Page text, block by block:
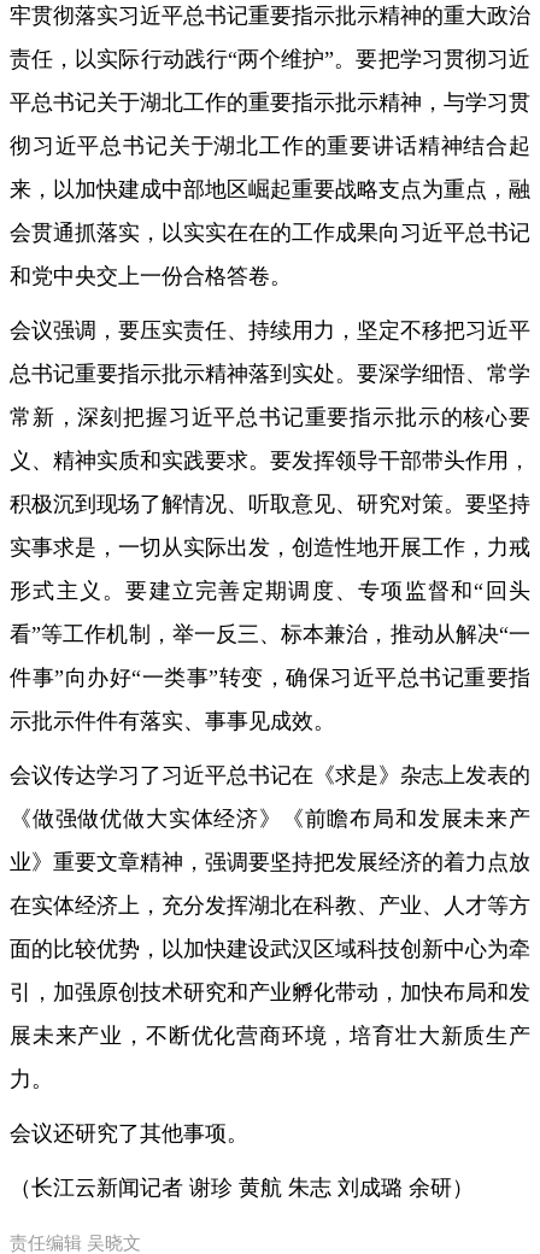
牢贯彻落实习近平总书记重要指示批示精神的重大政治
责任，以实际行动践行“两个维护”。要把学习贯彻习近
平总书记关于湖北工作的重要指示批示精神，与学习贯
彻习近平总书记关于湖北工作的重要讲话精神结合起
来，以加快建成中部地区崛起重要战略支点为重点，融
会贯通抓落实，以实实在在的工作成果向习近平总书记
和党中央交上一份合格答卷。
会议强调，要压实责任、持续用力，坚定不移把习近平
总书记重要指示批示精神落到实处。要深学细悟、常学
常新，深刻把握习近平总书记重要指示批示的核心要
义、精神实质和实践要求。要发挥领导干部带头作用，
积极沉到现场了解情况、听取意见、研究对策。要坚持
实事求是，一切从实际出发，创造性地开展工作，力戒
形式主义。要建立完善定期调度、专项监督和“回头
看”等工作机制，举一反三、标本兼治，推动从解决“一
件事”向办好“一类事”转变，确保习近平总书记重要指
示批示件件有落实、事事见成效。
会议传达学习了习近平总书记在《求是》杂志上发表的
《做强做优做大实体经济》《前瞻布局和发展未来产
业》重要文章精神，强调要坚持把发展经济的着力点放
在实体经济上，充分发挥湖北在科教、产业、人才等方
面的比较优势，以加快建设武汉区域科技创新中心为牵
引，加强原创技术研究和产业孵化带动，加快布局和发
展未来产业，不断优化营商环境，培育壮大新质生产
力。
会议还研究了其他事项。
（长江云新闻记者 谢珍 黄航 朱志 刘成璐 余研）
责任编辑 吴晓文